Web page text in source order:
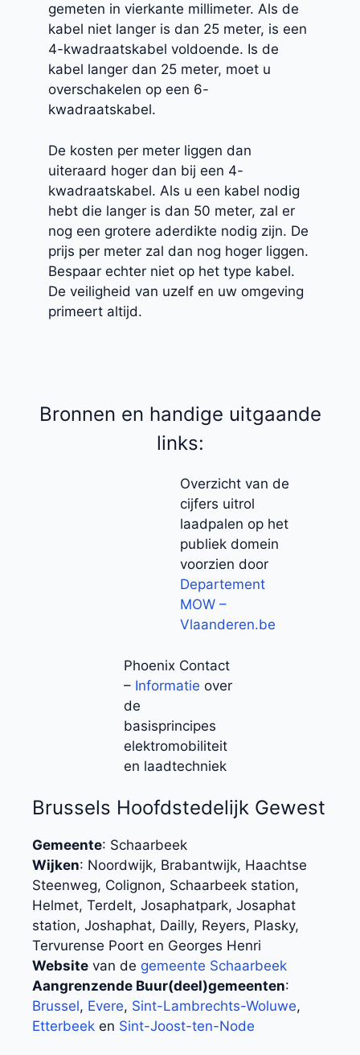
gemeten in vierkante millimeter. Als de
kabel niet langer is dan 25 meter, is een
4-kwadraatskabel voldoende. Is de
kabel langer dan 25 meter, moet u
overschakelen op een 6-
kwadraatskabel.
De kosten per meter liggen dan
uiteraard hoger dan bij een 4-
kwadraatskabel. Als u een kabel nodig
hebt die langer is dan 50 meter, zal er
nog een grotere aderdikte nodig zijn. De
prijs per meter zal dan nog hoger liggen.
Bespaar echter niet op het type kabel.
De veiligheid van uzelf en uw omgeving
primeert altijd.
Bronnen en handige uitgaande
links:
Overzicht van de
cijfers uitrol
laadpalen op het
publiek domein
voorzien door
Departement
MOW –
Vlaanderen.be
Phoenix Contact
– Informatie over
de
basisprincipes
elektromobiliteit
en laadtechniek
Brussels Hoofdstedelijk Gewest
Gemeente: Schaarbeek
Wijken: Noordwijk, Brabantwijk, Haachtse
Steenweg, Colignon, Schaarbeek station,
Helmet, Terdelt, Josaphatpark, Josaphat
station, Joshaphat, Dailly, Reyers, Plasky,
Tervurense Poort en Georges Henri
Website van de gemeente Schaarbeek
Aangrenzende Buur(deel)gemeenten:
Brussel, Evere, Sint-Lambrechts-Woluwe,
Etterbeek en Sint-Joost-ten-Node